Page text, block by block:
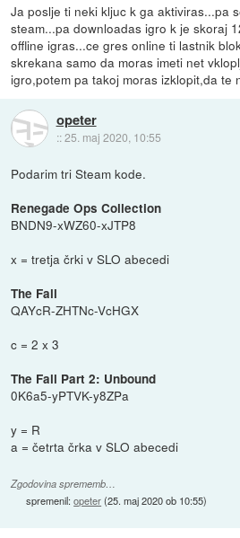
Ja poslje ti neki kljuc k ga aktiviras...pa
steam...pa downloadas igro k je skoraj
offline igras...ce gres online ti lastnik
skrekana samo da moras imeti net
igro,potem pa takoj moras izklopit,da te
opeter
::25. maj 2020, 10:55
Podarim tri Steam kode.
Renegade Ops Collection
BNDN9-xWZ60-xJTP8
x = tretja črki v SLO abecedi
The Fall
QAYcR-ZHTNc-VcHGX
c = 2 x 3
The Fall Part 2: Unbound
0K6a5-yPTVK-y8ZPa
y = R
a = četrta črka v SLO abecedi
Zgodovina sprememb…
spremenil:opeter(25. maj 2020 ob 10:55)